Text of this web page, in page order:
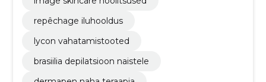
repêchage iluhooldus
lycon vahatamistooted
brasiilia depilatsioon naistele